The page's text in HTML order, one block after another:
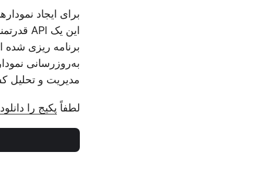
برای ایجاد
مدیریت و تحلیل
لطفاً پکیج را